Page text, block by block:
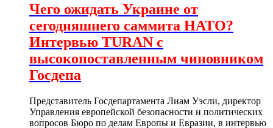
Чего ожидать Украине от
сегодняшнего саммита НАТО?
Интервью TURAN с
высокопоставленным чиновником
Госдепа
Представитель Госдепартамента Лиам Уэсли, директор
Управления европейской безопасности и политических
вопросов Бюро по делам Европы и Евразии, в интервью